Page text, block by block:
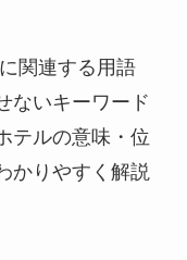
関連する用語
ないキーワード
テルの意味・位
かりやすく解説